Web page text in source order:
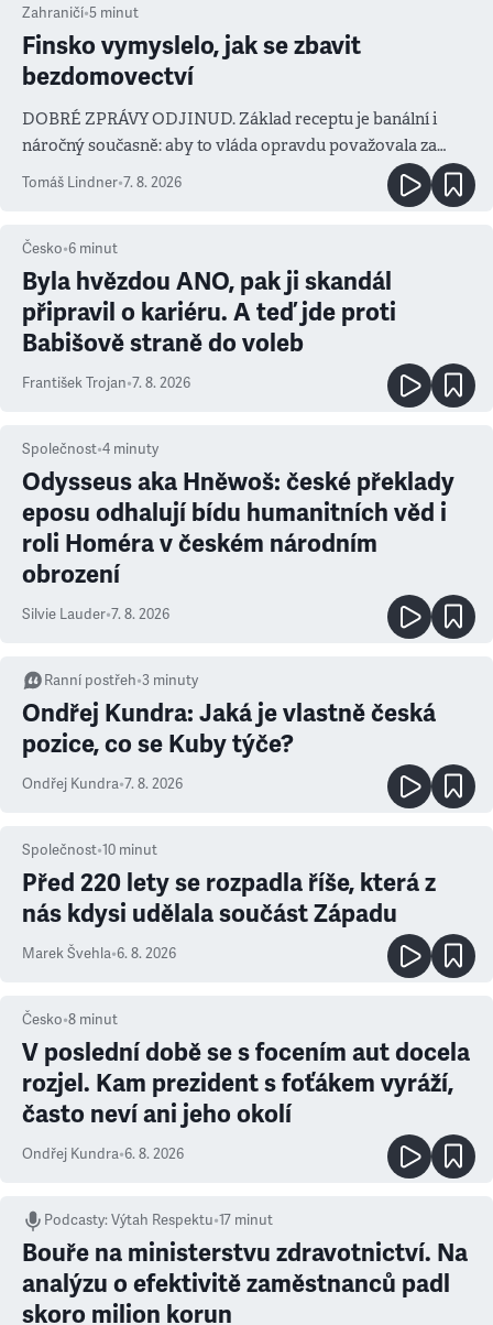
Zahraničí•5 minut
Finsko vymyslelo, jak se zbavit
bezdomovectví
DOBRÉ ZPRÁVY ODJINUD. Základ receptu je banální i
náročný současně: aby to vláda opravdu považovala za
Tomáš Lindner•7. 8. 2026
Česko•6 minut
Byla hvězdou ANO, pak ji skandál
připravil o kariéru. A teď jde proti
Babišově straně do voleb
František Trojan•7. 8. 2026
Společnost•4 minuty
Odysseus aka Hněwoš: české překlady
eposu odhalují bídu humanitních věd i
roli Homéra v českém národním
obrození
Silvie Lauder•7. 8. 2026
Ranní postřeh•3 minuty
Ondřej Kundra: Jaká je vlastně česká
pozice, co se Kuby týče?
Ondřej Kundra•7. 8. 2026
Společnost•10 minut
Před 220 lety se rozpadla říše, která z
nás kdysi udělala součást Západu
Marek Švehla•6. 8. 2026
Česko•8 minut
V poslední době se s focením aut docela
rozjel. Kam prezident s foťákem vyráží,
často neví ani jeho okolí
Ondřej Kundra•6. 8. 2026
Podcasty:Výtah Respektu•17 minut
Bouře na ministerstvu zdravotnictví. Na
analýzu o efektivitě zaměstnanců padl
skoro milion korun